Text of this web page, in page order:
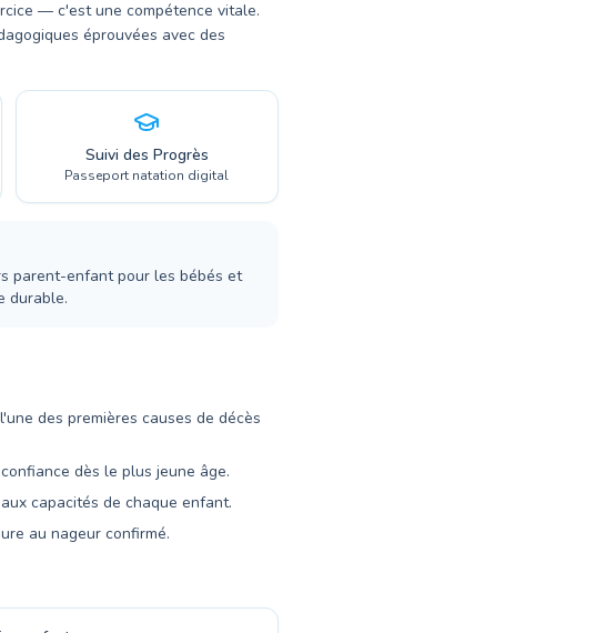
— c'est une compétence vitale.
éprouvées avec des
Suivi des Progrès
Passeport natation digital
parent-enfant pour les bébés et
durable.
des premières causes de décès
dès le plus jeune âge.
capacités de chaque enfant.
au nageur confirmé.